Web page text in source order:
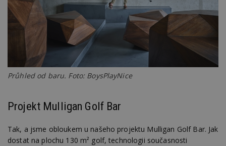
Průhled od baru. Foto: BoysPlayNice
Projekt Mulligan Golf Bar
Tak, a jsme obloukem u našeho projektu Mulligan Golf Bar. Jak
dostat na plochu 130 m² golf, technologii současnosti